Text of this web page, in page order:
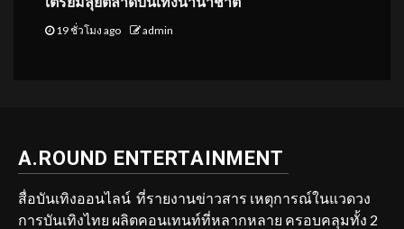
19 ชั่วโมง ago admin
A.ROUND ENTERTAINMENT
สื่อบันเทิงออนไลน์ ที่รายงานข่าวสาร เหตุการณ์ในแวดวง
การบันเทิงไทย ผลิตคอนเทนท์ที่หลากหลาย ครอบคลุมทั้ง 2